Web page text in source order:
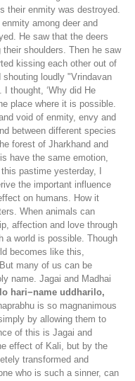
their enmity was destroyed.
among deer and
He saw that the deers
shoulders. Then he saw
kissing each other out of
loudly "Vrindavan
thought, ‘Why did He
place where it is possible.
void of enmity, envy and
between different species
forest of Jharkhand and
have the same emotion,
pastime yesterday, I
the important influence
on humans. How it
When animals can
affection and love through
a world is possible. Though
becomes like this,
many of us can be
name. Jagai and Madhai
hari−name uddharilo,
is so magnanimous
by allowing them to
of this is Jagai and
effect of Kali, but by the
transformed and
who is such a sinner, can